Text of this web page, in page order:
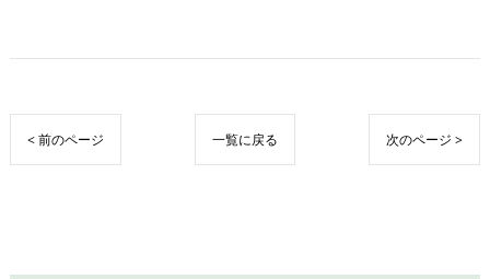
< 前のページ 一覧に戻る 次のページ >